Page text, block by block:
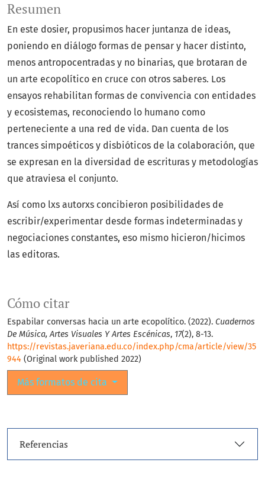
Cómo citar
Espabilar conversas hacia un arte ecopolítico. (2022). Cuadernos
De Música, Artes Visuales Y Artes Escénicas, 17(2), 8-13.
https://revistas.javeriana.edu.co/index.php/cma/article/view/35
944 (Original work published 2022)
Más formatos de cita
Resumen
En este dosier, propusimos hacer juntanza de ideas,
poniendo en diálogo formas de pensar y hacer distinto,
menos antropocentradas y no binarias, que brotaran de
un arte ecopolítico en cruce con otros saberes. Los
ensayos rehabilitan formas de convivencia con entidades
y ecosistemas, reconociendo lo humano como
perteneciente a una red de vida. Dan cuenta de los
trances simpoéticos y disbióticos de la colaboración, que
se expresan en la diversidad de escrituras y metodologías
que atraviesa el conjunto.
Así como lxs autorxs concibieron posibilidades de
escribir/experimentar desde formas indeterminadas y
negociaciones constantes, eso mismo hicieron/hicimos
las editoras.
Referencias